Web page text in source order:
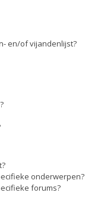
en/of vijandenlijst?
onderwerpen?
forums?